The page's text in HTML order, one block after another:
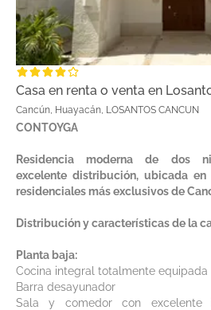
Casa en renta o venta en
Cancún, Huayacán, LOSANTOS CANCUN
CONTOYGA
Residencia moderna de dos
excelente distribución, ubicada
residenciales más exclusivos de
Distribución y características de la
Planta baja:
Cocina integral totalmente equipada
Barra desayunador
Sala y comedor con excelente